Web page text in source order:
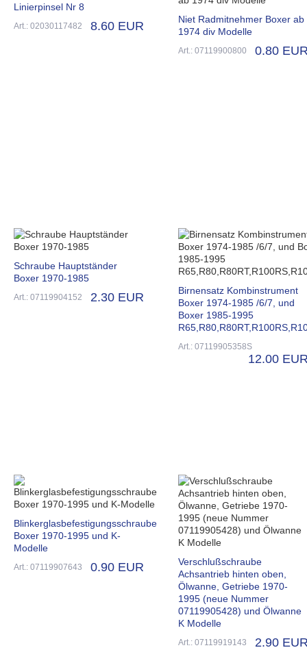
Linierpinsel Nr 8
Art.: 02030117482 8.60 EUR
Niet Radmitnehmer Boxer ab
1974 div Modelle
Art.: 07119900800 0.80
Schraube Hauptständer
Boxer 1970-1985
Art.: 07119904152 2.30 EUR
Birnensatz Kombinstrument
Boxer 1974-1985 /6/7, und
Boxer 1985-1995
Art.: 07119905358S
12.00
Blinkerglasbefestigungsschraube
Boxer 1970-1995 und K-
Modelle
Art.: 07119907643 0.90 EUR
Verschlußschraube
Achsantrieb hinten oben,
Ölwanne, Getriebe 1970-
1995 (neue Nummer
07119905428) und Ölwanne
K Modelle
Art.: 07119919143 2.90